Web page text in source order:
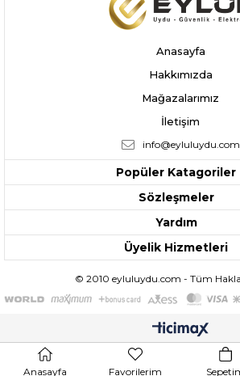
Anasayfa
Hakkımızda
Mağazalarımız
İletişim
info@eyluluydu.com
Popüler Katagoriler
Sözleşmeler
Yardım
Üyelik Hizmetleri
© 2010 eyluluydu.com - Tüm
Anasayfa Favorilerim